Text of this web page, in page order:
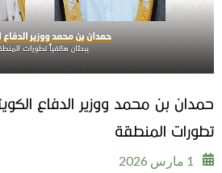
حمدان بن محمد ووزير الدفاع
تطورات المنطقة
1 مارس 2026